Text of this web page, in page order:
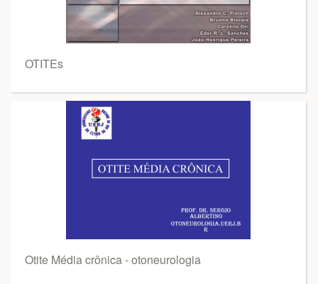
OTITEs
Otite Média crônica - otoneurologia